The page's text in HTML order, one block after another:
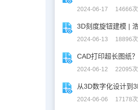
2024-06-17 14666次
2024-06-13 18896次
2024-06-12 22095次
2024-06-06 17178次